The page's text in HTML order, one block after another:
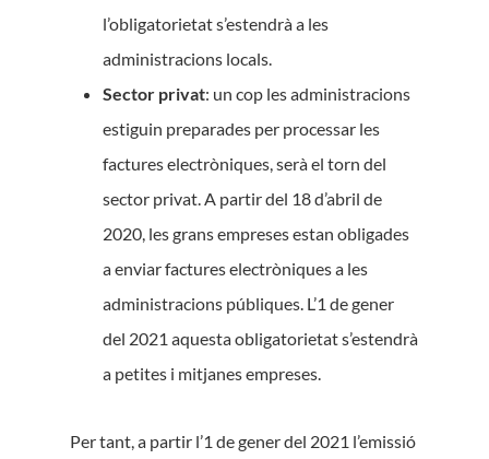
l’obligatorietat s’estendrà a les
administracions locals.
Sector privat: un cop les administracions
estiguin preparades per processar les
factures electròniques, serà el torn del
sector privat. A partir del 18 d’abril de
2020, les grans empreses estan obligades
a enviar factures electròniques a les
administracions públiques. L’1 de gener
del 2021 aquesta obligatorietat s’estendrà
a petites i mitjanes empreses.
Per tant, a partir l’1 de gener del 2021 l’emissió